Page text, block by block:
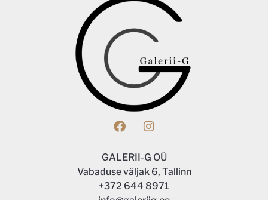
GALERII-G OÜ
Vabaduse väljak 6, Tallinn
+372 644 8971